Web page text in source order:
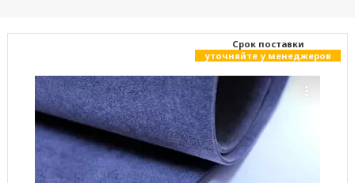
Cрок поставки
уточняйте у менеджеров